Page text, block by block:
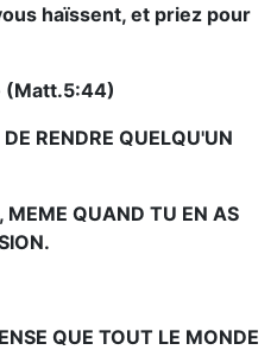
haïssent, et priez pour
(Matt.5:44)
RENDRE QUELQU'UN
MEME QUAND TU EN AS
QUE TOUT LE MONDE